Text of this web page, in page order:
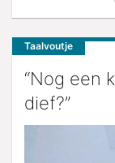
Taalvoutje
“Nog een
dief?”